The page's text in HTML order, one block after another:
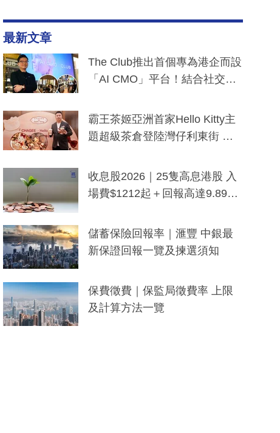
最新文章
The Club推出首個專為港企而設
「AI CMO」平台！結合社交聆
分鐘生成「貼地」宣傳短片
霸王茶姬亞洲首家Hello Kitty主
題超級茶倉登陸灣仔利東街 推
y及香港限定特調系列
收息股2026｜25隻高息港股 入
場費$1212起＋回報高達9.89
儲蓄保險回報率｜滙豐 中銀最
新保證回報一覽及揀選須知
保費徵費｜保監局徵費率 上限
及計算方法一覽